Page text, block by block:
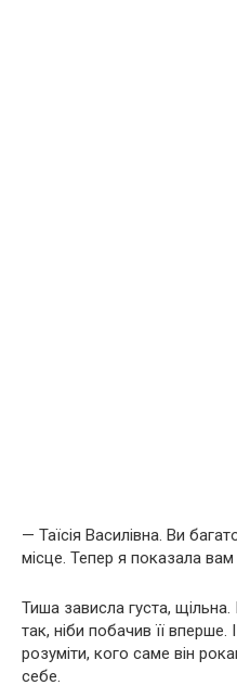
— Таїсія Василівна. Ви
місце. Тепер я показала
Тиша зависла густа,
так, ніби побачив її вперше.
розуміти, кого саме він
себе.